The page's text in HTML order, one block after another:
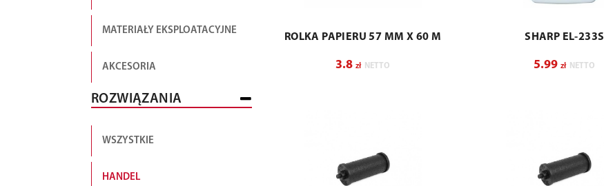
MATERIAŁY EKSPLOATACYJNE
AKCESORIA
ROZWIĄZANIA
WSZYSTKIE
HANDEL
ROLKA PAPIERU 57 MM X 60 M
3.8zł NETTO
SHARP EL-233S
5.99zł NETTO